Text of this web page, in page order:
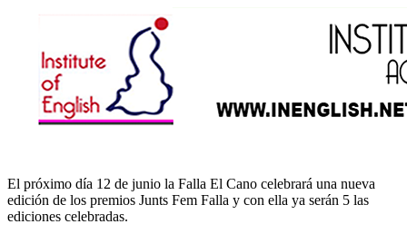
El próximo día 12 de junio la Falla El Cano celebrará una nueva
edición de los premios Junts Fem Falla y con ella ya serán 5 las
ediciones celebradas.